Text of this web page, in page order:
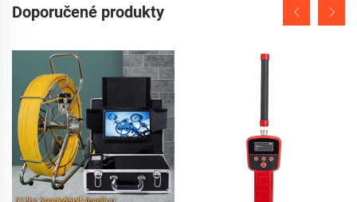
Doporučené produkty